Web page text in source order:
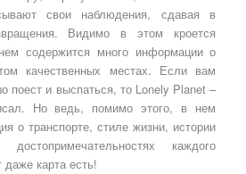
свои наблюдения, сдавая в
Видимо в этом кроется
содержится много информации о
качественных местах. Если вам
поест и выспаться, то Lonely Planet –
Но ведь, помимо этого, в нем
о транспорте, стиле жизни, истории
каждого
даже карта есть!